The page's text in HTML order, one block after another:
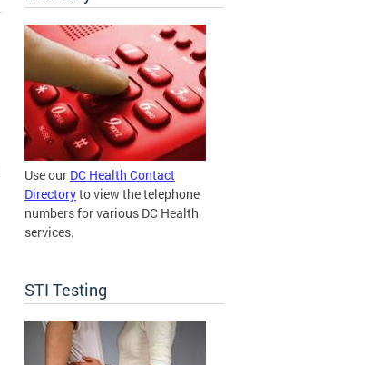
Use our DC Health Contact
Directoryto view the telephone
numbers for various DC Health
services.
STI Testing